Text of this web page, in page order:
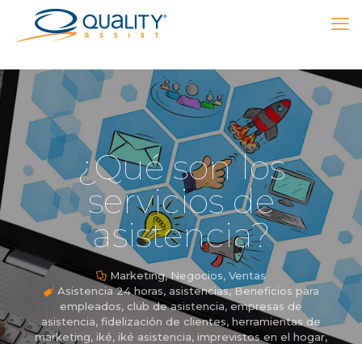
¿Qué son los
servicios de
asistencia?
Marketing,Negocios, Ventas
Asistencia 24 horas, asistencias,Beneficios para
empleados, club de asistencia, empresas de
asistencia, fidelización de clientes, herramientas de
marketing, iké, iké asistencia, imprevistos en el hogar,